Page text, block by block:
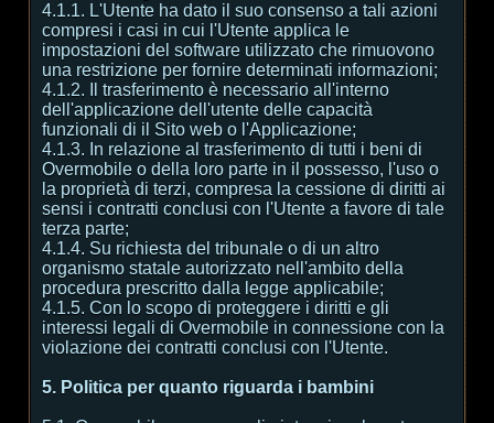
4.1.1. L'Utente ha dato il suo consenso a tali azioni
compresi i casi in cui l'Utente applica le
impostazioni del software utilizzato che rimuovono
una restrizione per fornire determinati informazioni;
4.1.2. Il trasferimento è necessario all'interno
dell'applicazione dell'utente delle capacità
funzionali di il Sito web o l'Applicazione;
4.1.3. In relazione al trasferimento di tutti i beni di
Overmobile o della loro parte in il possesso, l'uso o
la proprietà di terzi, compresa la cessione di diritti ai
sensi i contratti conclusi con l'Utente a favore di tale
terza parte;
4.1.4. Su richiesta del tribunale o di un altro
organismo statale autorizzato nell'ambito della
procedura prescritto dalla legge applicabile;
4.1.5. Con lo scopo di proteggere i diritti e gli
interessi legali di Overmobile in connessione con la
violazione dei contratti conclusi con l'Utente.
5. Politica per quanto riguarda i bambini